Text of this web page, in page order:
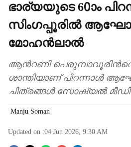
ഭാര്യയുടെ 60ാം
സിംഗപ്പൂരിൽ
മോഹൻലാൽ
ആന്‍റണി
ശാന്തിയാണ് പിറന്നാൾ
ചിത്രങ്ങൾ സോഷ്യൽ
Manju Soman
Updated on :04 Jun 2026, 9:30 AM